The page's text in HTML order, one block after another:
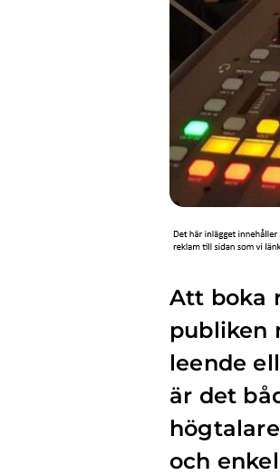
Att boka
publiken
leende
är det
och